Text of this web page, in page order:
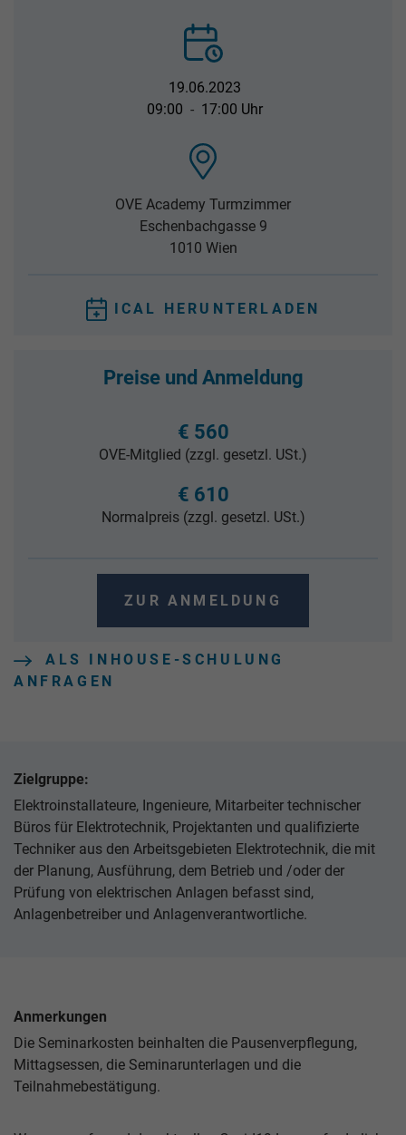
19.06.2023
09:00 - 17:00 Uhr
OVE Academy Turmzimmer
Eschenbachgasse 9
1010 Wien
ICAL HERUNTERLADEN
Preise und Anmeldung
€ 560
OVE-Mitglied (zzgl. gesetzl. USt.)
€ 610
Normalpreis (zzgl. gesetzl. USt.)
ZUR ANMELDUNG
ALS INHOUSE-SCHULUNG
ANFRAGEN
Zielgruppe:
Elektroinstallateure, Ingenieure, Mitarbeiter technischer
Büros für Elektrotechnik, Projektanten und qualifizierte
Techniker aus den Arbeitsgebieten Elektrotechnik, die mit
der Planung, Ausführung, dem Betrieb und /oder der
Prüfung von elektrischen Anlagen befasst sind,
Anlagenbetreiber und Anlagenverantwortliche.
Anmerkungen
Die Seminarkosten beinhalten die Pausenverpflegung,
Mittagsessen, die Seminarunterlagen und die
Teilnahmebestätigung.